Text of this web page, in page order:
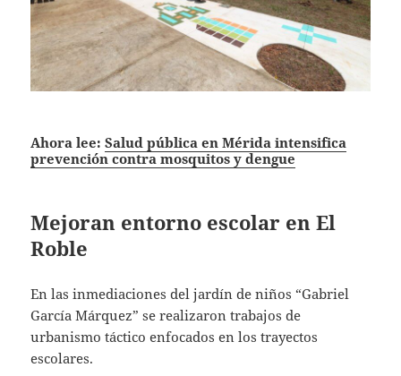
Ahora lee:Salud pública en Mérida intensifica
prevención contra mosquitos y dengue
Mejoran entorno escolar en El
Roble
En las inmediaciones del jardín de niños “Gabriel
García Márquez” se realizaron trabajos de
urbanismo táctico enfocados en los trayectos
escolares.